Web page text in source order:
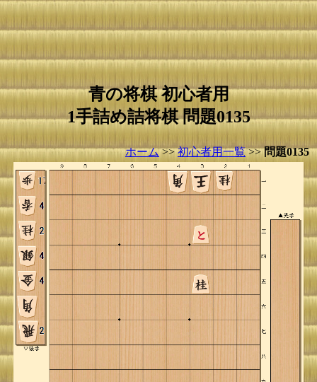
青の将棋 初心者用
1手詰め詰将棋 問題0135
ホーム>>初心者用一覧>>問題0135